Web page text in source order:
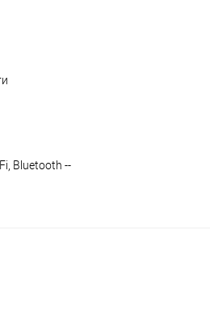
Bluetooth --